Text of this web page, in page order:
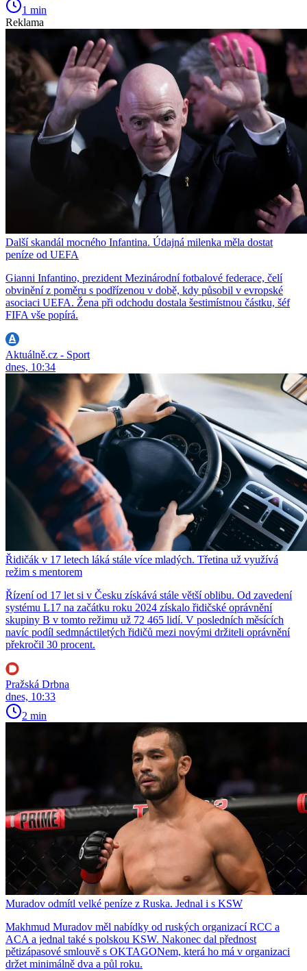
1 min
Reklama
Další skandál mocného Infantina. Údajná milenka měla dostat
peníze od UEFA
Gianni Infantino, prezident Mezinárodní fotbalové federace, čelí
obvinění z poměru s podřízenou v době, kdy působil v evropské
asociaci UEFA. Žena při odchodu dostala šestimístnou částku, šéf
FIFA vše popírá.
Aktuálně.cz - Sport
dnes, 10:34
Řidičák v 17 letech láká stále více mladých. Třetina už využívá
režim s mentorem
Řízení od 17 let si v Česku získává stále větší oblibu. Od zavedení
systému L17 na začátku roku 2024 získalo řidičské oprávnění
skupiny B v tomto režimu už 72 465 lidí. V posledních měsících
navíc podíl sedmnáctiletých řidičů mezi novými držiteli oprávnění
překročil 30 procent.
Pražská Drbna
dnes, 10:33
2 min
Muradov odmítl velké peníze z Ruska. Jednal i s KSW
Makhmud Muradov měl nabídky od ruských organizací RCC a
ACA a jednal také s polskou KSW. Nakonec dal přednost
pětizápasové smlouvě s OKTAGONem, která ho má v organizaci
držet minimálně dva a půl roku.